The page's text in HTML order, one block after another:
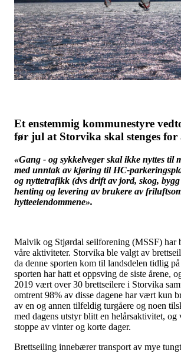
Et enstemmig kommunestyre
før jul at Storvika skal stenges
«Gang - og sykkelveger skal ikke nyttes til
med unntak av kjøring til HC-
og nyttetrafikk (dvs drift av jord, skog,
henting og levering av brukere av
hytteeiendommene».
Malvik og Stjørdal seilforening (MSSF) har
våre aktiviteter. Storvika ble valgt av
da denne sporten kom til landsdelen tidlig
sporten har hatt et oppsving de siste årene,
2019 vært over 30 brettseilere i Storvika
omtrent 98% av disse dagene har vært kun
av en og annen tilfeldig turgåere og noen
med dagens utstyr blitt en helårsaktivitet, og
stoppe av vinter og korte dager.
Brettseiling innebærer transport av mye